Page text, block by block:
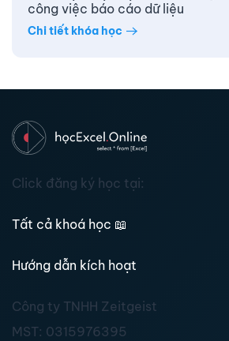
công việc báo cáo dữ liệu
Chi tiết khóa học
Click đăng ký học tại:
Tất cả khoá học 📖
Hướng dẫn kích hoạt
Công ty TNHH Zeitgeist
MST: 0315976395